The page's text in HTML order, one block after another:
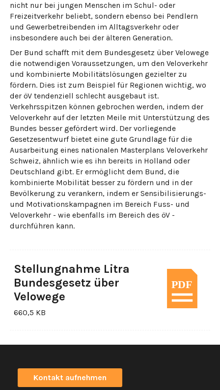
nicht nur bei jungen Menschen im Schul- oder
Freizeitverkehr beliebt, sondern ebenso bei Pendlern
und Gewerbetreibenden im Alltagsverkehr oder
insbesondere auch bei der älteren Generation.
Der Bund schafft mit dem Bundesgesetz über Velowege
die notwendigen Voraussetzungen, um den Veloverkehr
und kombinierte Mobilitätslösungen gezielter zu
fördern. Dies ist zum Beispiel für Regionen wichtig, wo
der öV tendenziell schlecht ausgebaut ist.
Verkehrsspitzen können gebrochen werden, indem der
Veloverkehr auf der letzten Meile mit Unterstützung des
Bundes besser gefördert wird. Der vorliegende
Gesetzesentwurf bietet eine gute Grundlage für die
Ausarbeitung eines nationalen Masterplans Veloverkehr
Schweiz, ähnlich wie es ihn bereits in Holland oder
Deutschland gibt. Er ermöglicht dem Bund, die
kombinierte Mobilität besser zu fördern und in der
Bevölkerung zu verankern, indem er Sensibilisierungs-
und Motivationskampagnen im Bereich Fuss- und
Veloverkehr - wie ebenfalls im Bereich des öV -
durchführen kann.
Stellungnahme Litra
Bundesgesetz über
Velowege
660,5 KB
Kontakt aufnehmen